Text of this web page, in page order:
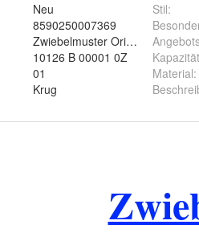
Neu
8590250007369
Zwiebelmuster Original Bohemia
10126 B 00001 0Z
01
Krug
Stil:
Kapazität
Material: